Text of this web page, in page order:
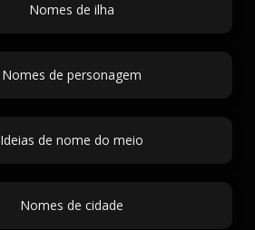
Nomes de ilha
Nomes de personagem
Ideias de nome do meio
Nomes de cidade